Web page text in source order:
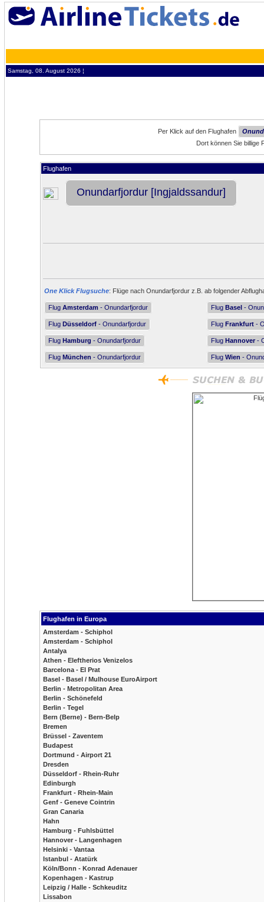
Samstag, 08. August 2026 ¦
Per Klick auf den Flughafen
Dort können Sie billige
Flughafen
Onundarfjordur [Ingjaldssandur]
One Klick Flugsuche: Flüge nach Onundarfjordur z.B. ab folgender
Flug Amsterdam - Onundarfjordur Flug Basel -
Flug Düsseldorf - Onundarfjordur Flug Frankfurt -
Flug Hamburg - Onundarfjordur Flug Hannover -
Flug München - Onundarfjordur Flug Wien -
Flughafen in Europa
Amsterdam - Schiphol
Amsterdam - Schiphol
Antalya
Athen - Eleftherios Venizelos
Barcelona - El Prat
Basel - Basel / Mulhouse EuroAirport
Berlin - Metropolitan Area
Berlin - Schönefeld
Berlin - Tegel
Bern (Berne) - Bern-Belp
Bremen
Brüssel - Zaventem
Budapest
Dortmund - Airport 21
Dresden
Düsseldorf - Rhein-Ruhr
Edinburgh
Frankfurt - Rhein-Main
Genf - Geneve Cointrin
Gran Canaria
Hahn
Hamburg - Fuhlsbüttel
Hannover - Langenhagen
Helsinki - Vantaa
Istanbul - Atatürk
Köln/Bonn - Konrad Adenauer
Kopenhagen - Kastrup
Leipzig / Halle - Schkeuditz
Lissabon